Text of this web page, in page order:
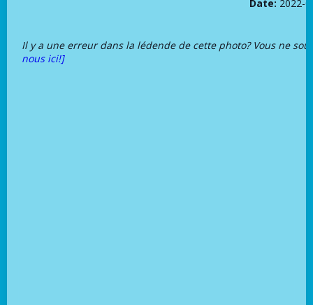
Date: 2022-
Il y a une erreur dans la lédende de cette photo? Vous ne
nous ici!]